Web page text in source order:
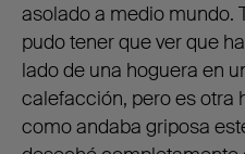
asolado a medio mundo.
pudo tener que ver que
lado de una hoguera en
calefacción, pero es otra
como andaba griposa